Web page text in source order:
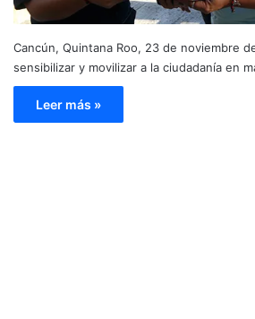
Cancún, Quintana Roo, 23 de noviembre
sensibilizar y movilizar a la ciudadanía en
Leer más »